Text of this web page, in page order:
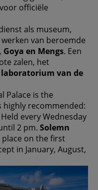
officiële
als museum,
van beroemde
Goya en Mengs. Een
zalen, het
laboratorium van de
Palace is the
highly recommended:
Held every Wednesday
2 pm. Solemn
place on the first
in January, August,